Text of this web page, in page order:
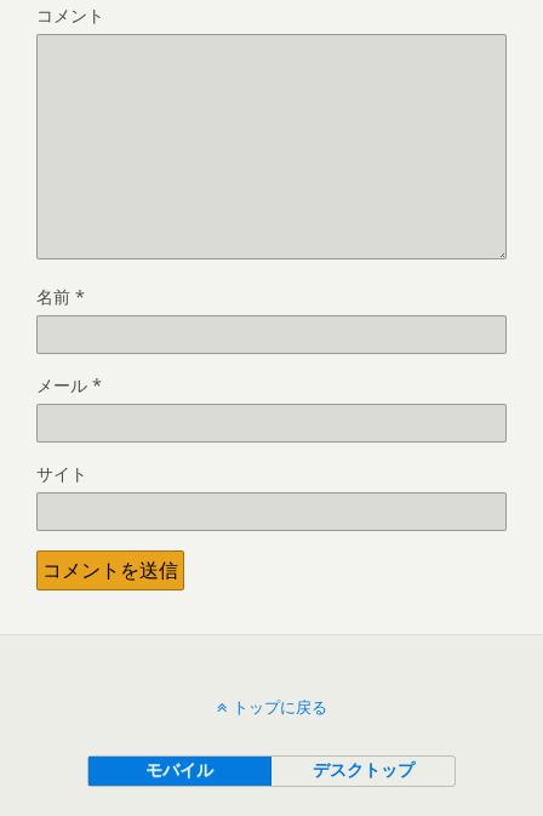
コメント
名前 *
メール *
サイト
トップに戻る
モバイル デスクトップ